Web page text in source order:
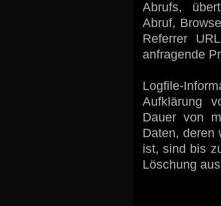
Abrufs,
Abruf,
Referrer
anfragende
Logfile-
Aufklärung
Dauer von
Daten, deren
ist, sind bis
Löschung